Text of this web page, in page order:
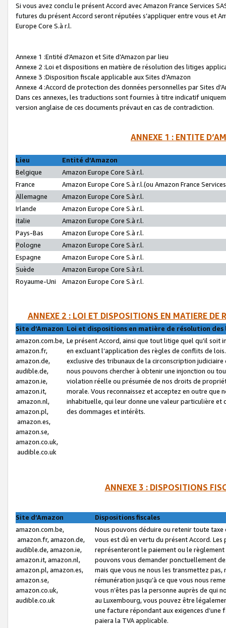
Si vous avez conclu le présent Accord avec Amazon France Services
futures du présent Accord seront réputées s’appliquer entre vous et
Europe Core S.à r.l.
Annexe 1 :Entité d’Amazon et Site d’Amazon par lieu
Annexe 2 :Loi et dispositions en matière de résolution des litiges
Annexe 3 :Disposition fiscale applicable aux Sites d’Amazon
Annexe 4 :Accord de protection des données personnelles par Sites
Dans ces annexes, les traductions sont fournies à titre indicatif
version anglaise de ces documents prévaut en cas de contradiction.
ANNEXE 1 : ENTITE
Lieu
Entité d’Amazon
Belgique
Amazon Europe Core S.à r.l.
France
Amazon Europe Core S.à r.l.(ou Amazon France
Allemagne
Amazon Europe Core S.à r.l.
Irlande
Amazon Europe Core S.à r.l.
Italie
Amazon Europe Core S.à r.l.
Pays-Bas
Amazon Europe Core S.à r.l.
Pologne
Amazon Europe Core S.à r.l.
Espagne
Amazon Europe Core S.à r.l.
Suède
Amazon Europe Core S.à r.l.
Royaume-Uni
Amazon Europe Core S.à r.l.
ANNEXE 2 : LOI ET DISPOSITIONS EN MATIERE DE
Site d’Amazon Loi et dispositions en matière de résolution
amazon.com.be,
amazon.fr,
amazon.de,
audible.de,
amazon.ie,
amazon.it,
amazon.nl,
amazon.pl,
amazon.es,
amazon.se,
amazon.co.uk,
audible.co.uk
Le présent Accord, ainsi que tout litige quel qu’il soit
en excluant l’application des règles de conflits de
exclusive des tribunaux de la circonscription
nous pouvons chercher à obtenir une injonction ou
violation réelle ou présumée de nos droits de
morale. Vous reconnaissez et acceptez en outre que
inhabituelle, qui leur donne une valeur particulière
des dommages et intérêts.
ANNEXE 3 : DISPOSITIONS
Site d’Amazon
Dispositions fiscales
amazon.com.be,
amazon.fr, amazon.de,
audible.de, amazon.ie,
amazon.it, amazon.nl,
amazon.pl, amazon.es,
amazon.se,
amazon.co.uk,
audible.co.uk
Nous pouvons déduire ou retenir toute
vous est dû en vertu du présent Accord.
représenteront le paiement ou le
pouvons vous demander ponctuellement
mais que vous ne nous les transmettez
rémunération jusqu’à ce que vous nous
vous n’êtes pas la personne auprès de qui
au Luxembourg, vous pouvez être
une facture répondant aux exigences
paiera la TVA applicable.